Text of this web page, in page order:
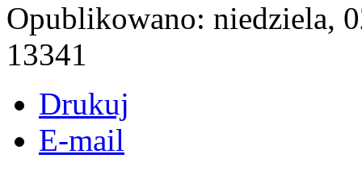
Opublikowano: niedziela,
13341
Drukuj
E-mail